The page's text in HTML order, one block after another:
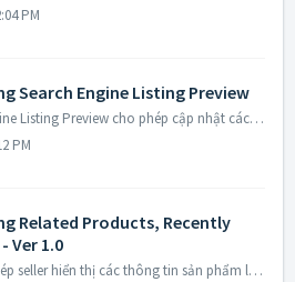
PM
Search Engine Listing Preview
Tính năng Search Engine Listing Preview cho phép cập nhật các thông tin SEO trong mô tả chi tiết của sản phẩm. Nếu anh em có nhu cầu, vui lòng liên hệ với ...
PM
Related Products, Recently
Ver 1.0
Tính năng này cho phép seller hiển thị các thông tin sản phẩm liên quan trên trang product detail để tăng khả năng mua hàng cho seller (đối với mode normal ...